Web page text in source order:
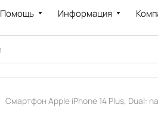
Помощь Информация
Смартфон Apple iPhone 14 Plus, Dual: